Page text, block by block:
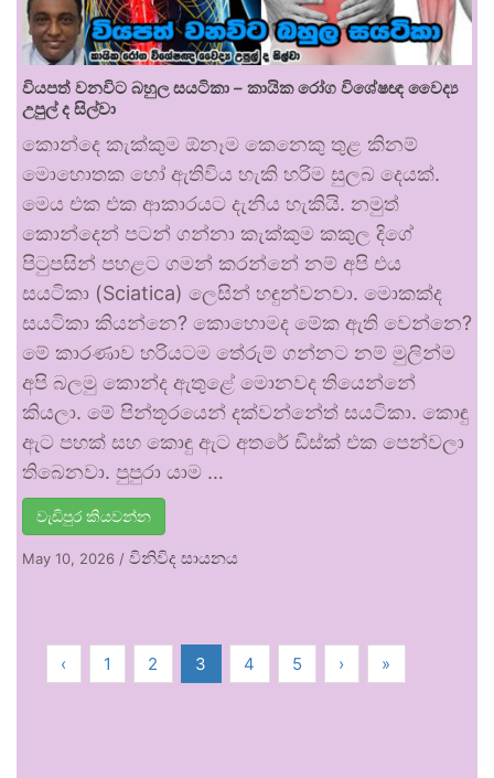
වියපත් වනවිට බහුල සයටිකා – කායික රෝග විශේෂඥ වෛද්‍ය
උපුල් ද සිල්වා
කොන්දෙ කැක්කුම ඕනෑම කෙනෙකු තුළ කිනම්
මොහොතක හෝ ඇතිවිය හැකි හරිම සුලබ දෙයක්.
මෙය එක එක ආකාරයට දැනිය හැකියි. නමුත්
කොන්දෙන් පටන් ගන්නා කැක්කුම කකුල දිගේ
පිටුපසින් පහළට ගමන් කරන්නේ නම් අපි එය
සයටිකා (Sciatica) ලෙසින් හඳුන්වනවා. මොකක්ද
සයටිකා කියන්නෙ? කොහොමද මේක ඇති වෙන්නෙ?
මේ කාරණාව හරියටම තේරුම් ගන්නට නම් මුලින්ම
අපි බලමු කොන්ද ඇතුළේ මොනවද තියෙන්නේ
කියලා. මේ පින්තූරයෙන් දක්වන්නේත් සයටිකා. කොඳු
ඇට පහක් සහ කොඳු ඇට අතරේ ඩිස්ක් එක පෙන්වලා
තිබෙනවා. පුපුරා යාම …
වැඩිපුර කියවන්න
May 10, 2026 / විනිවිද සායනය
‹ 1 2 3 4 5 › »